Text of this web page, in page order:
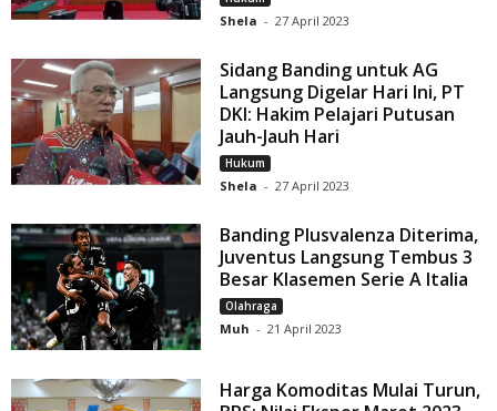
Shela - 27 April 2023
Sidang Banding untuk AG
Langsung Digelar Hari Ini, PT
DKI: Hakim Pelajari Putusan
Jauh-Jauh Hari
Hukum
Shela - 27 April 2023
Banding Plusvalenza Diterima,
Juventus Langsung Tembus 3
Besar Klasemen Serie A Italia
Olahraga
Muh - 21 April 2023
Harga Komoditas Mulai Turun,